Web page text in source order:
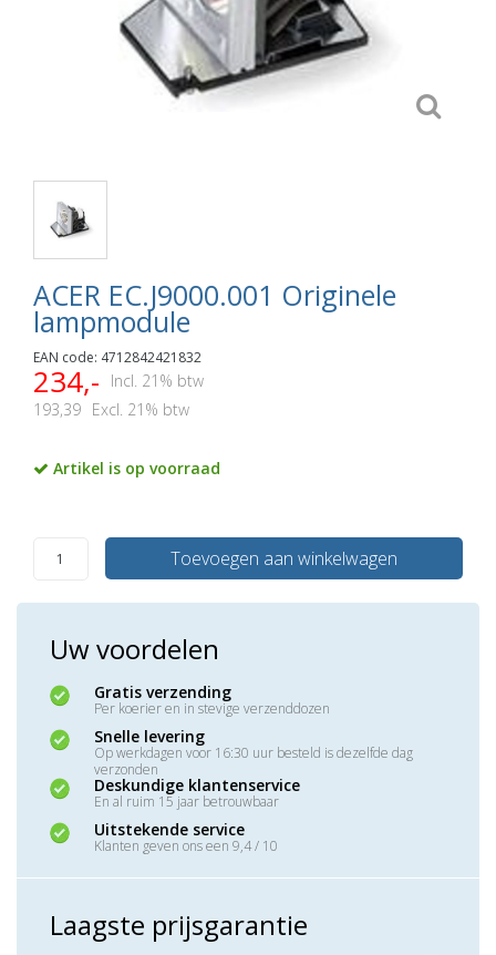
ACER EC.J9000.001 Originele
lampmodule
EAN code: 4712842421832
234,-
Incl. 21% btw
193,39 Excl. 21% btw
Artikel is op voorraad
Toevoegen aan winkelwagen
Uw voordelen
Gratis verzending
Per koerier en in stevige verzenddozen
Snelle levering
Op werkdagen voor 16:30 uur besteld is dezelfde dag
verzonden
Deskundige klantenservice
En al ruim 15 jaar betrouwbaar
Uitstekende service
Klanten geven ons een 9,4 / 10
Laagste prijsgarantie